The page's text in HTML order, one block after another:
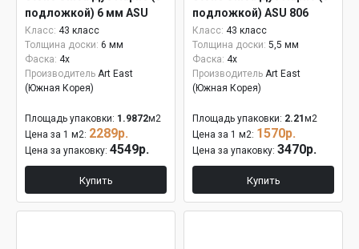
подложкой) 6 мм ASU
806
Класс: 43 класс
Толщина доски: 6 мм
Фаска: 4x
Производитель Art East
(Южная Корея)
Площадь упаковки: 1.9872м2
Цена за 1 м2: 2289р.
Цена за упаковку: 4549р.
Купить
подложкой) ASU 806
Класс: 43 класс
Толщина доски: 5,5 мм
Фаска: 4x
Производитель Art East
(Южная Корея)
Площадь упаковки: 2.21 м2
Цена за 1 м2: 1570р.
Цена за упаковку: 3470р.
Купить